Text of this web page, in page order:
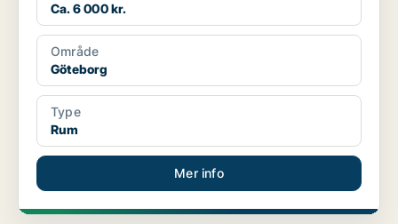
Ca. 6 000 kr.
Område
Göteborg
Type
Rum
Mer info